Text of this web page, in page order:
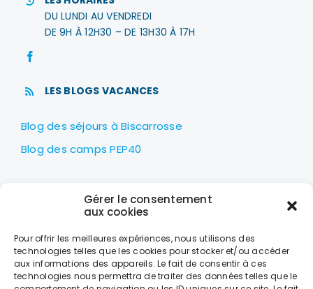
Gérer le consentement
aux cookies
Pour offrir les meilleures expériences, nous utilisons des
technologies telles que les cookies pour stocker et/ou accéder
aux informations des appareils. Le fait de consentir à ces
technologies nous permettra de traiter des données telles que le
DU LUNDI AU VENDREDI
DE 9H À 12H30 – DE 13H30 À 17H
LES BLOGS VACANCES
Blog des séjours à Biscarrosse
Blog des camps PEP40
LES PEP40
Centre nautique Jean Udaquiola
40600 BISCARROSSE
+33 (0)5 58 78 10 47